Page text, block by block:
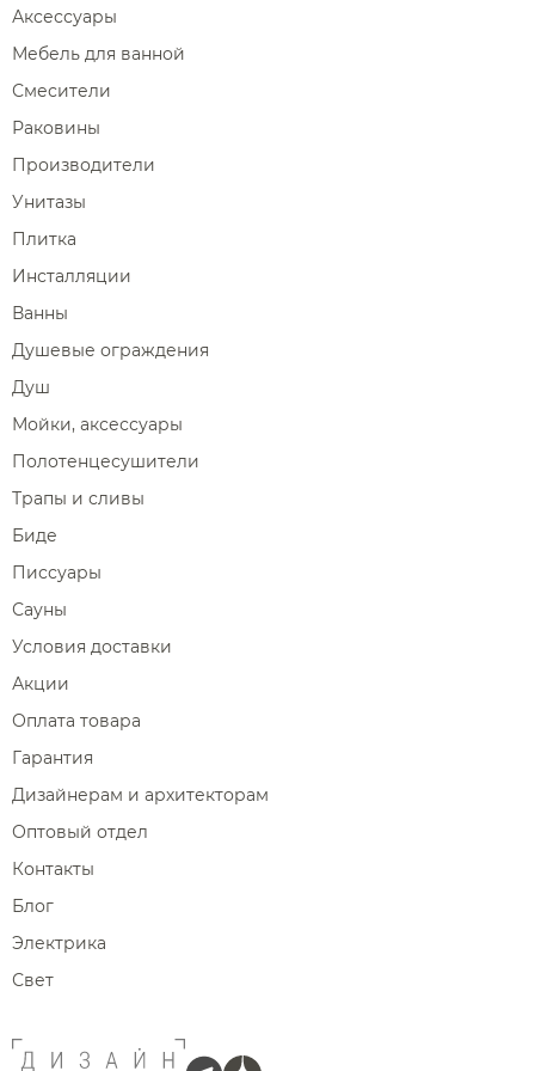
Аксессуары
Мебель для ванной
Смесители
Раковины
Производители
Унитазы
Плитка
Инсталляции
Ванны
Душевые ограждения
Душ
Мойки, аксессуары
Полотенцесушители
Трапы и сливы
Биде
Писсуары
Сауны
Условия доставки
Акции
Оплата товара
Гарантия
Дизайнерам и архитекторам
Оптовый отдел
Контакты
Блог
Электрика
Свет